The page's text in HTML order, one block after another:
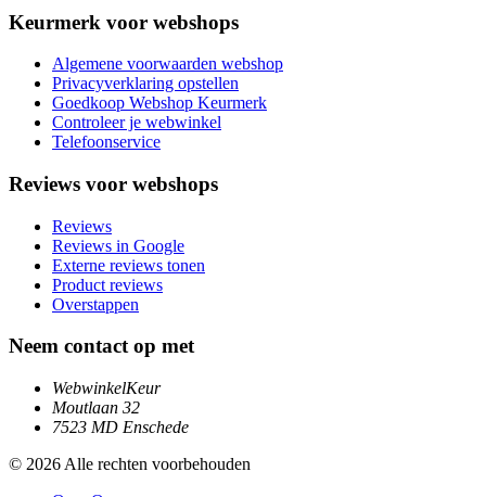
Keurmerk voor webshops
Algemene voorwaarden webshop
Privacyverklaring opstellen
Goedkoop Webshop Keurmerk
Controleer je webwinkel
Telefoonservice
Reviews voor webshops
Reviews
Reviews in Google
Externe reviews tonen
Product reviews
Overstappen
Neem contact op met
WebwinkelKeur
Moutlaan 32
7523 MD Enschede
© 2026 Alle rechten voorbehouden